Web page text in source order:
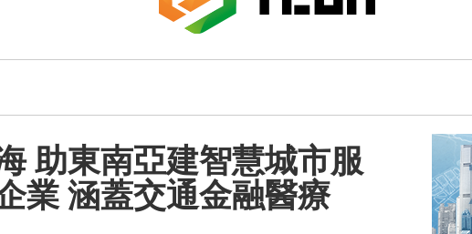
助東南亞建智慧城市服
業 涵蓋交通金融醫療